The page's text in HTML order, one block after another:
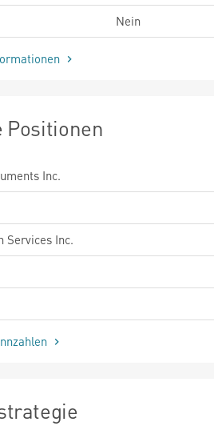
Nein
Positionen
Inc.
Services Inc.